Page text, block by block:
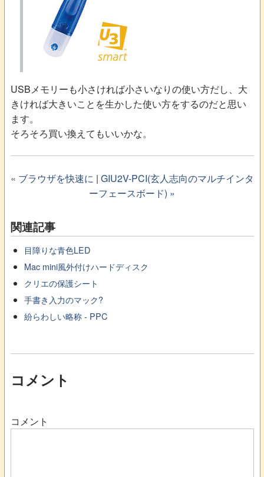
USBメモリーも小さければ小さいなりの使い方だし、大
きければ大きいことを生かした使い方をするのだと思い
ます。
そろそろ買い換えてもいいかな。
« ブラウザを快速に | GIU2V-PCI(玄人志向のマルチインタ
ーフェースボード) »
関連記事
目障りな青色LED
Mac mini風外付けハードディスク
クリエの保護シート
手書き入力のマック?
紛らわしい略称 - PPC
コメント
コメント